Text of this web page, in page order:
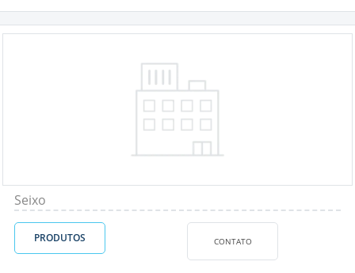
Seixo
PRODUTOS CONTATO